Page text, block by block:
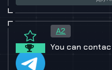
A2
You can